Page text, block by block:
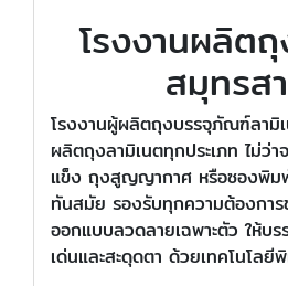
โรงงานผลิต
สมุทรส
โรงงานผู้ผลิตถุงบรรจุภัณฑ์ลามิ
ผลิตถุงลามิเนตทุกประเภท ไม่ว่า
แข็ง ถุงสูญญากาศ หรือซองพิม
ทันสมัย รองรับทุกความต้องกา
ออกแบบลวดลายเฉพาะตัว ให้
เด่นและสะดุดตา ด้วยเทคโนโล